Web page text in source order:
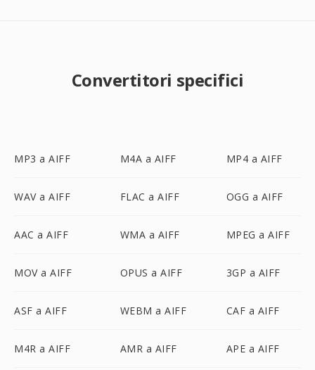
Convertitori specifici
MP3 a AIFF M4A a AIFF MP4 a AIFF
WAV a AIFF FLAC a AIFF OGG a AIFF
AAC a AIFF WMA a AIFF MPEG a AIFF
MOV a AIFF OPUS a AIFF 3GP a AIFF
ASF a AIFF WEBM a AIFF CAF a AIFF
M4R a AIFF AMR a AIFF APE a AIFF